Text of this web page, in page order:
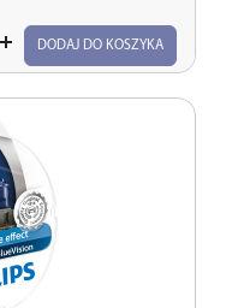
DODAJ DO KOSZYKA